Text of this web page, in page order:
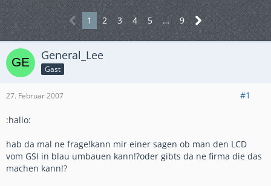
1 2 3 4 5 … 9
General_Lee
Gast
27. Februar 2007 #1
:hallo:
hab da mal ne frage!kann mir einer sagen ob man den LCD
vom GSI in blau umbauen kann!?oder gibts da ne firma die das
machen kann!?